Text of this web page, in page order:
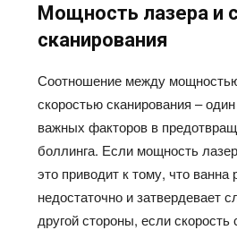
Мощность лазера и
сканирования
Соотношение между
скоростью сканирования –
важных факторов в
боллинга. Если мощность
это приводит к тому, что ванна
недостаточно и затвердевает
другой стороны, если скорость